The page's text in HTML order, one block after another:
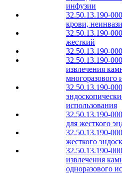
инфузии
32.50.13.190-
крови,
32.50.13.190-
жесткий
32.50.13.190-
32.50.13.190-
извлечения
многоразового
32.50.13.190-
использования
32.50.13.190-
для жесткого
32.50.13.190-
жесткого
32.50.13.190-
извлечения
одноразового